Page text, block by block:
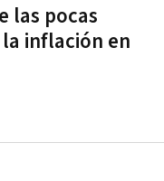
las pocas
inflación en